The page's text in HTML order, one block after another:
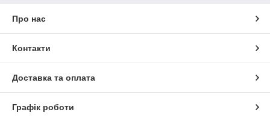
Про нас
Контакти
Доставка та оплата
Графік роботи